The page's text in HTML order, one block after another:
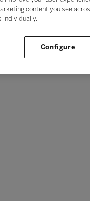
content you see
individually.
Configure